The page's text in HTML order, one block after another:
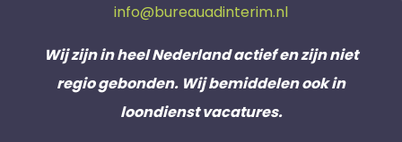
info@bureauadinterim.nl
Wij zijn in heel Nederland actief en zijn niet
regio gebonden. Wij bemiddelen ook in
loondienst vacatures.